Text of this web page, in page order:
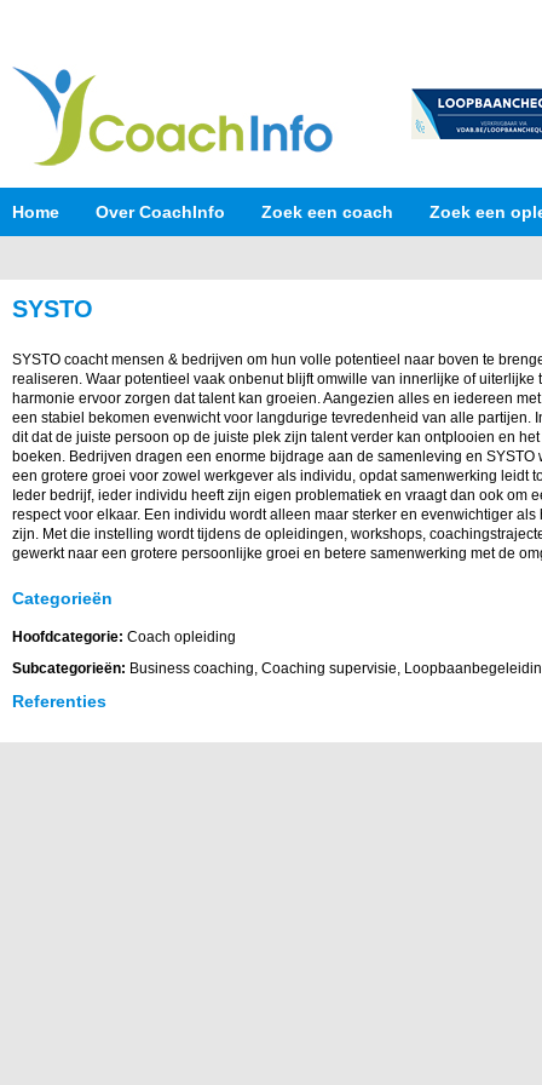
Home Over CoachInfo Zoek een coach Zoek een
SYSTO
SYSTO coacht mensen & bedrijven om hun volle potentieel naar boven te
realiseren. Waar potentieel vaak onbenut blijft omwille van innerlijke of uiterlijke
harmonie ervoor zorgen dat talent kan groeien. Aangezien alles en iedereen
een stabiel bekomen evenwicht voor langdurige tevredenheid van alle partijen.
dit dat de juiste persoon op de juiste plek zijn talent verder kan ontplooien en
boeken. Bedrijven dragen een enorme bijdrage aan de samenleving en
een grotere groei voor zowel werkgever als individu, opdat samenwerking leidt
Ieder bedrijf, ieder individu heeft zijn eigen problematiek en vraagt dan ook om
respect voor elkaar. Een individu wordt alleen maar sterker en evenwichtiger
zijn. Met die instelling wordt tijdens de opleidingen, workshops,
gewerkt naar een grotere persoonlijke groei en betere samenwerking met de
Categorieën
Hoofdcategorie: Coach opleiding
Subcategorieën: Business coaching, Coaching supervisie,
Referenties